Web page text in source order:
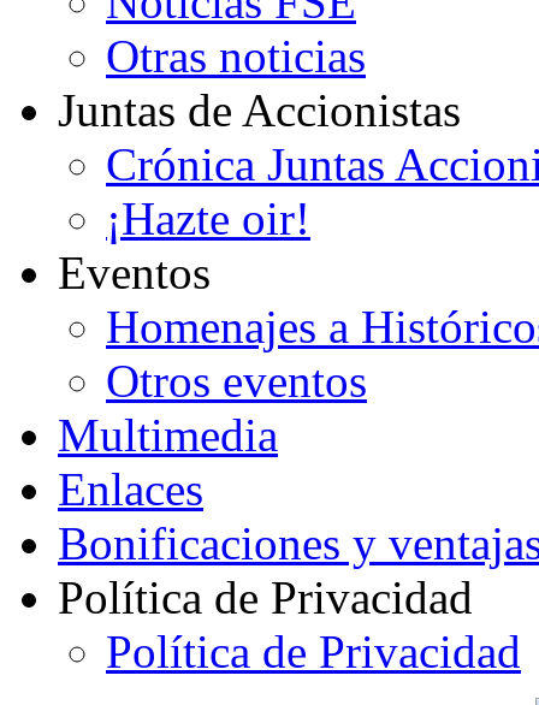
Otras noticias
Juntas de Accionistas
Crónica Juntas
¡Hazte oir!
Eventos
Homenajes a
Otros eventos
Multimedia
Enlaces
Bonificaciones y
Política de Privacidad
Política de Privacidad